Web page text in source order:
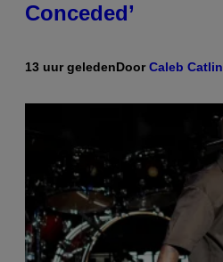
Conceded’
13 uur geledenDoorCaleb Catlin